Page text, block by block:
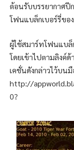
ต้อนรับบรรยากาศปี
โฟนแบล็กเบอร์รี่ข
ผู้ใช้สมาร์ทโฟนแบล็
โดยเข้าไปตามลิงค์
เคชั่นดังกล่าวไว้บน
http://
0?